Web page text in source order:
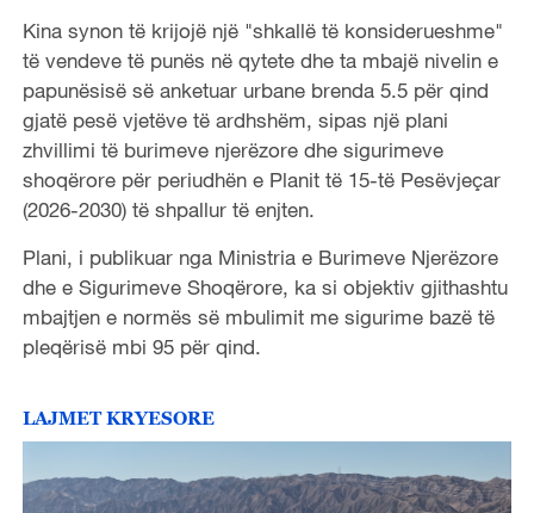
Kina synon të krijojë një "shkallë të konsiderueshme"
të vendeve të punës në qytete dhe ta mbajë nivelin e
papunësisë së anketuar urbane brenda 5.5 për qind
gjatë pesë vjetëve të ardhshëm, sipas një plani
zhvillimi të burimeve njerëzore dhe sigurimeve
shoqërore për periudhën e Planit të 15-të Pesëvjeçar
(2026-2030) të shpallur të enjten.
Plani, i publikuar nga Ministria e Burimeve Njerëzore
dhe e Sigurimeve Shoqërore, ka si objektiv gjithashtu
mbajtjen e normës së mbulimit me sigurime bazë të
pleqërisë mbi 95 për qind.
LAJMET KRYESORE